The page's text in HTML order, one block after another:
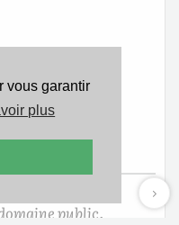
vous garantir
plus
du
public.